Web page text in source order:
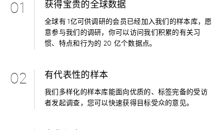
01 获得宝贵的全球数据
全球有 1亿可供调研的会员已经加入我们的样本库，愿
意参与我们的调研，你可以访问我们积累的有关习
惯、特点和行为的 20 亿个数据点。
02 有代表性的样本
我们多样化的样本库能面向优质的、标签完备的受访
者发起调查，您可以快速获得目标受众的意见。